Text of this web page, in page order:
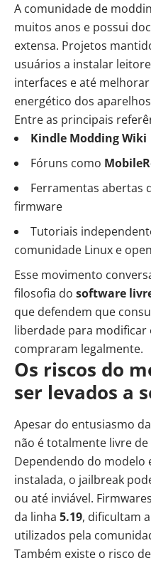
A comunidade de
muitos anos e possui
extensa. Projetos
usuários a instalar
interfaces e até
energético dos
Entre as principais
Kindle Modding Wiki
Fóruns como
Ferramentas abertas
firmware
Tutoriais
comunidade Linux e
Esse movimento
filosofia do software
que defendem que
liberdade para
compraram legalmente.
Os riscos do
ser levados a
Apesar do entusiasmo
não é totalmente livre de
Dependendo do modelo
instalada, o jailbreak
ou até inviável.
da linha 5.19, dificultam
utilizados pela
Também existe o risco